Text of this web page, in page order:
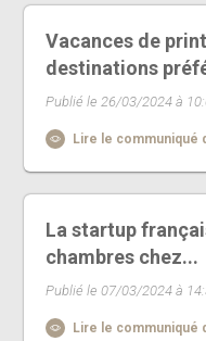
Vacances de
destinations
Publié le 26/03/2024 à
Lire le communiqué
La startup
chambres chez...
Publié le 07/03/2024 à
Lire le communiqué